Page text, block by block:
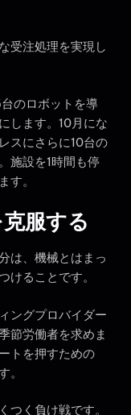
受注処理を実現し
のロボットを導
します。10月にな
スにさらに10台の
施設を1時間も停
す。
服する
は、機械とはまっ
けることです。
ングプロバイダー
節労働者を求めま
トを押すための
。
つく負け戦です。